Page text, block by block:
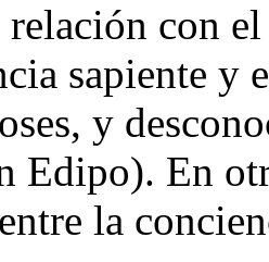
relación con
sapiente y
y
Edipo). En
la